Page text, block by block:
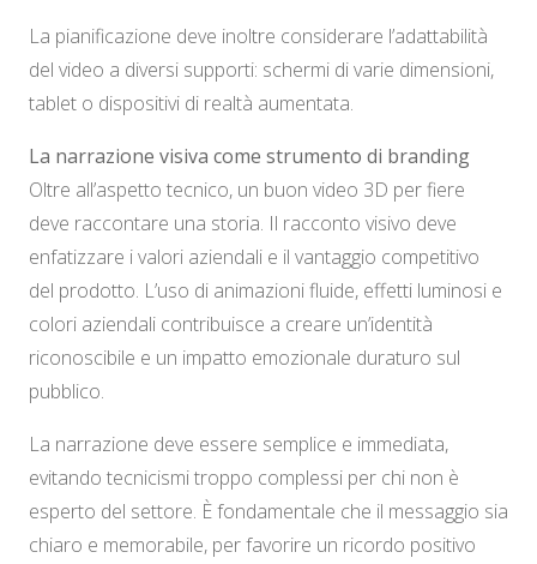
La pianificazione deve inoltre considerare l’adattabilità
del video a diversi supporti: schermi di varie dimensioni,
tablet o dispositivi di realtà aumentata.
La narrazione visiva come strumento di branding
Oltre all’aspetto tecnico, un buon video 3D per fiere
deve raccontare una storia. Il racconto visivo deve
enfatizzare i valori aziendali e il vantaggio competitivo
del prodotto. L’uso di animazioni fluide, effetti luminosi e
colori aziendali contribuisce a creare un’identità
riconoscibile e un impatto emozionale duraturo sul
pubblico.
La narrazione deve essere semplice e immediata,
evitando tecnicismi troppo complessi per chi non è
esperto del settore. È fondamentale che il messaggio sia
chiaro e memorabile, per favorire un ricordo positivo